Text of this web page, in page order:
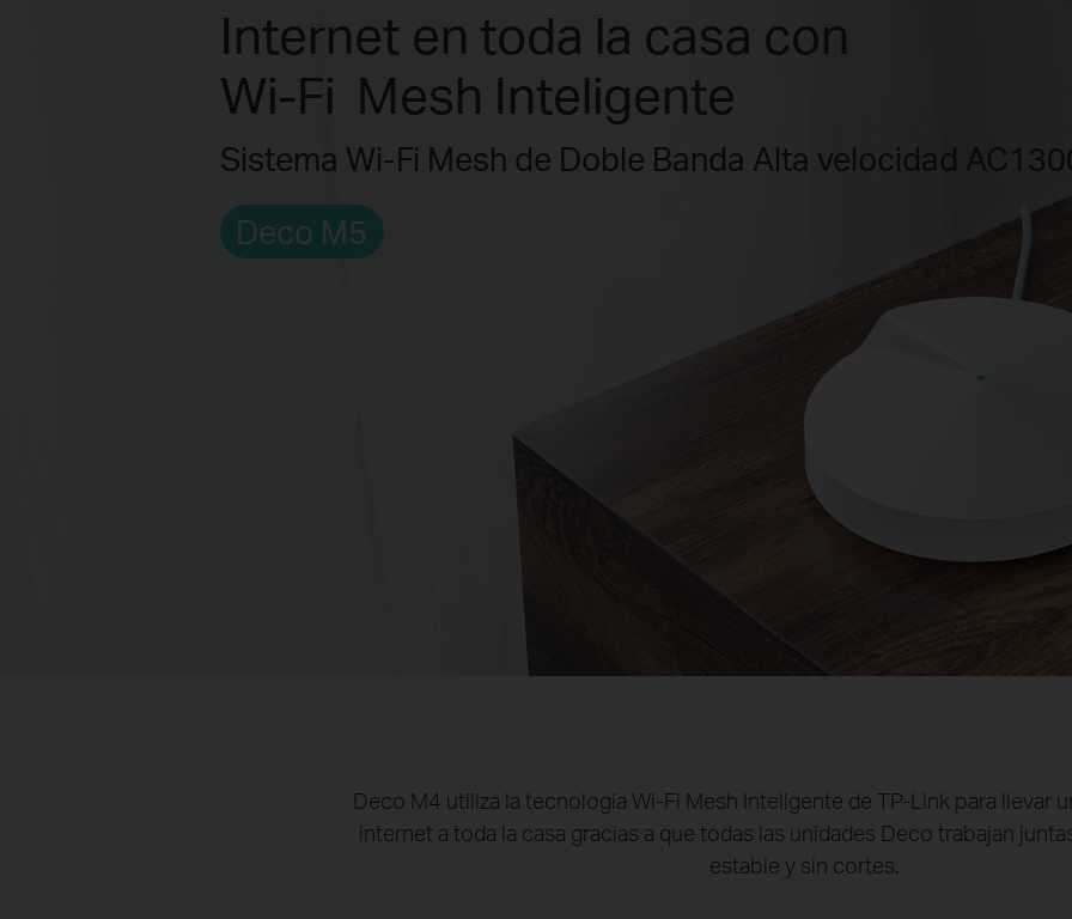
Internet en toda la casa con
Wi-Fi Mesh Inteligente
Sistema Wi-Fi Mesh de Doble Banda Alta velocidad
Deco M5
Deco M4 utiliza la tecnología Wi-Fi Mesh Inteligente de TP-Link para llevar
internet a toda la casa gracias a que todas las unidades Deco trabajan
estable y sin cortes.